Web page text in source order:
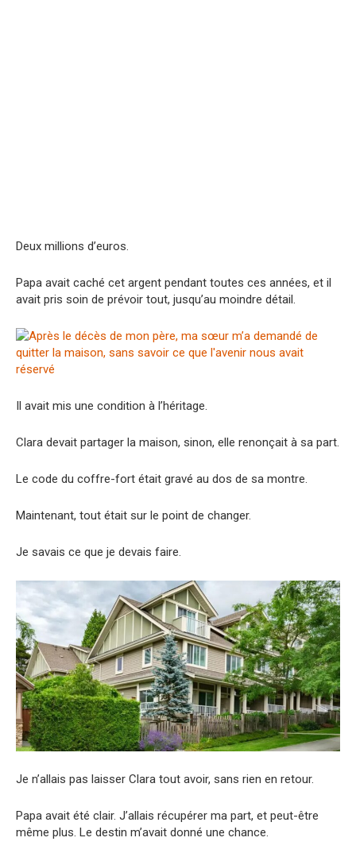
Deux millions d’euros.
Papa avait caché cet argent pendant toutes ces années, et il
avait pris soin de prévoir tout, jusqu’au moindre détail.
Il avait mis une condition à l’héritage.
Clara devait partager la maison, sinon, elle renonçait à sa part.
Le code du coffre-fort était gravé au dos de sa montre.
Maintenant, tout était sur le point de changer.
Je savais ce que je devais faire.
Je n’allais pas laisser Clara tout avoir, sans rien en retour.
Papa avait été clair. J’allais récupérer ma part, et peut-être
même plus. Le destin m’avait donné une chance.